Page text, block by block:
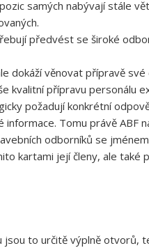
samých nabývají stále
předvést se široké
dokáží věnovat přípravě
kvalitní přípravu personálu
požadují konkrétní
Tomu právě ABF
odborníků se
kartami její členy, ale také
jsou to určitě výplně otvorů,